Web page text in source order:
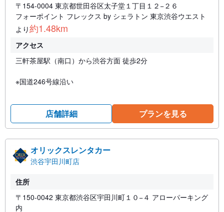
〒154-0004 東京都世田谷区太子堂１丁目１２−２６
フォーポイント フレックス by シェラトン 東京渋谷ウエスト
より約1.48km
アクセス
三軒茶屋駅（南口）から渋谷方面 徒歩2分
※国道246号線沿い
店舗詳細 プランを見る
オリックスレンタカー
渋谷宇田川町店
住所
〒150-0042 東京都渋谷区宇田川町１０−４ アローパーキング
内